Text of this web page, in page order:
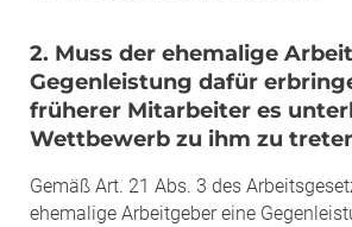
2. Muss der ehemalige
Gegenleistung dafür
früherer Mitarbeiter es
Wettbewerb zu ihm zu
Gemäß Art. 21 Abs. 3 des
ehemalige Arbeitgeber eine